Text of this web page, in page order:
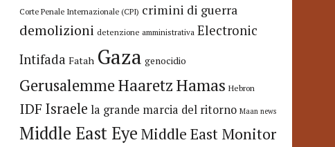
Corte Penale Internazionale (CPI) crimini di guerra
demolizioni detenzione amministrativa Electronic
Intifada Fatah Gaza genocidio
GerusalemmeHaaretzHamas Hebron
IDF Israele la grande marcia del ritorno Maan news
Middle East Eye Middle East Monitor